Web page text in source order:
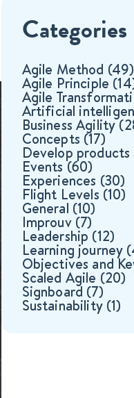
Categories
Agile Method (49)
Agile Principle
Agile
Artificial
Business Agility
Concepts (17)
Develop products
Events (60)
Experiences (30)
Flight Levels (10)
General (10)
Improuv(7)
Leadership (12)
Learning journey
Objectives and
Scaled Agile (20)
Signboard (7)
Sustainability(1)